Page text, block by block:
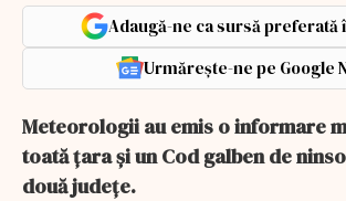
Adaugă-ne ca sursă preferată
Urmărește-ne pe Google
Meteorologii au emis o informare
toată țara și un Cod galben de
două județe.